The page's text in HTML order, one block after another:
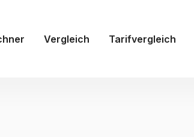
Vergleich Tarifvergleich